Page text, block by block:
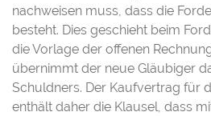
nachweisen muss, dass die
besteht. Dies geschieht beim
die Vorlage der offenen
übernimmt der neue Gläubiger
Schuldners. Der Kaufvertrag für
enthält daher die Klausel, dass